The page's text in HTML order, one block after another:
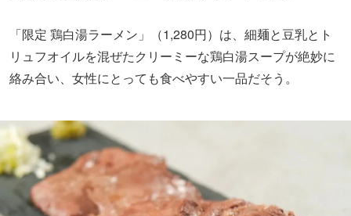
「限定 鶏白湯ラーメン」（1,280円）は、細麺と豆乳とト
リュフオイルを混ぜたクリーミーな鶏白湯スープが絶妙に
絡み合い、女性にとっても食べやすい一品だそう。